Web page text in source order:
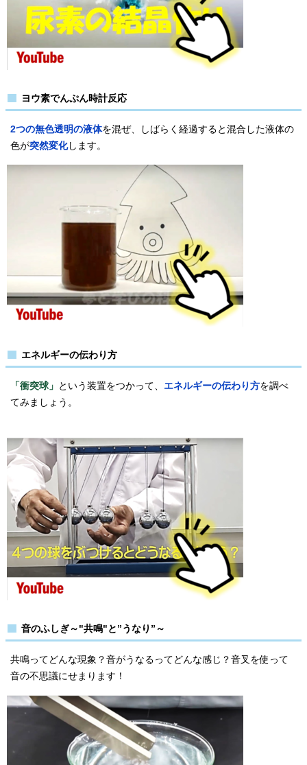
ヨウ素でんぷん時計反応
2つの無色透明の液体を混ぜ、しばらく経過すると混合した液体の
色が突然変化します。
エネルギーの伝わり方
「衝突球」 という装置をつかって、 エネルギーの伝わり方を調べ
てみましょう。
音のふしぎ～"共鳴"と”うなり”～
共鳴ってどんな現象？音がうなるってどんな感じ？音叉を使って
音の不思議にせまります！